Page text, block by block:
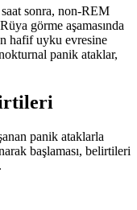
sonra, non-REM
görme aşamasında
hafif uyku evresine
panik ataklar,
panik ataklarla
başlaması, belirtileri